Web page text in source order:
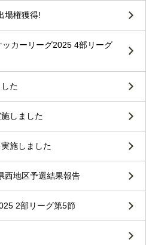
場権獲得!
ッカーリーグ2025 4部リーグ
た
しました
施しました
西地区予選結果報告
2部リーグ第5節